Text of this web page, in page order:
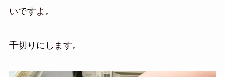
いですよ。
千切りにします。